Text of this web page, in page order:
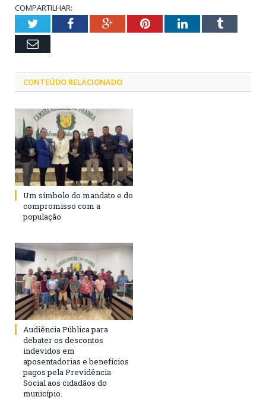
COMPARTILHAR:
TwitterFacebookGoogle+PinterestLinkedInTumblr
Email
CONTEÚDO RELACIONADO
Um símbolo do mandato e do
compromisso com a
população
Audiência Pública para
debater os descontos
indevidos em
aposentadorias e benefícios
pagos pela Previdência
Social aos cidadãos do
município.